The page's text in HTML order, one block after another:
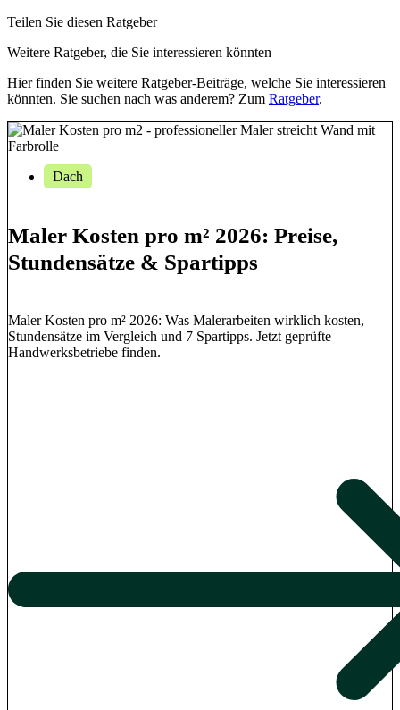
Teilen Sie diesen Ratgeber
Weitere Ratgeber, die Sie interessieren könnten
Hier finden Sie weitere Ratgeber-Beiträge, welche Sie interessieren
könnten. Sie suchen nach was anderem? Zum Ratgeber.
Dach
Maler Kosten pro m² 2026: Preise,
Stundensätze & Spartipps
Maler Kosten pro m² 2026: Was Malerarbeiten wirklich kosten,
Stundensätze im Vergleich und 7 Spartipps. Jetzt geprüfte
Handwerksbetriebe finden.